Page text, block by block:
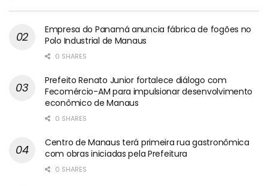
Empresa do Panamá anuncia fábrica de fogões no
Polo Industrial de Manaus
0 SHARES
Prefeito Renato Junior fortalece diálogo com
Fecomércio-AM para impulsionar desenvolvimento
econômico de Manaus
0 SHARES
Centro de Manaus terá primeira rua gastronômica
com obras iniciadas pela Prefeitura
0 SHARES